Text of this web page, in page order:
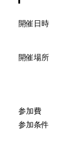
開催日時
開催場所
参加費
参加条件